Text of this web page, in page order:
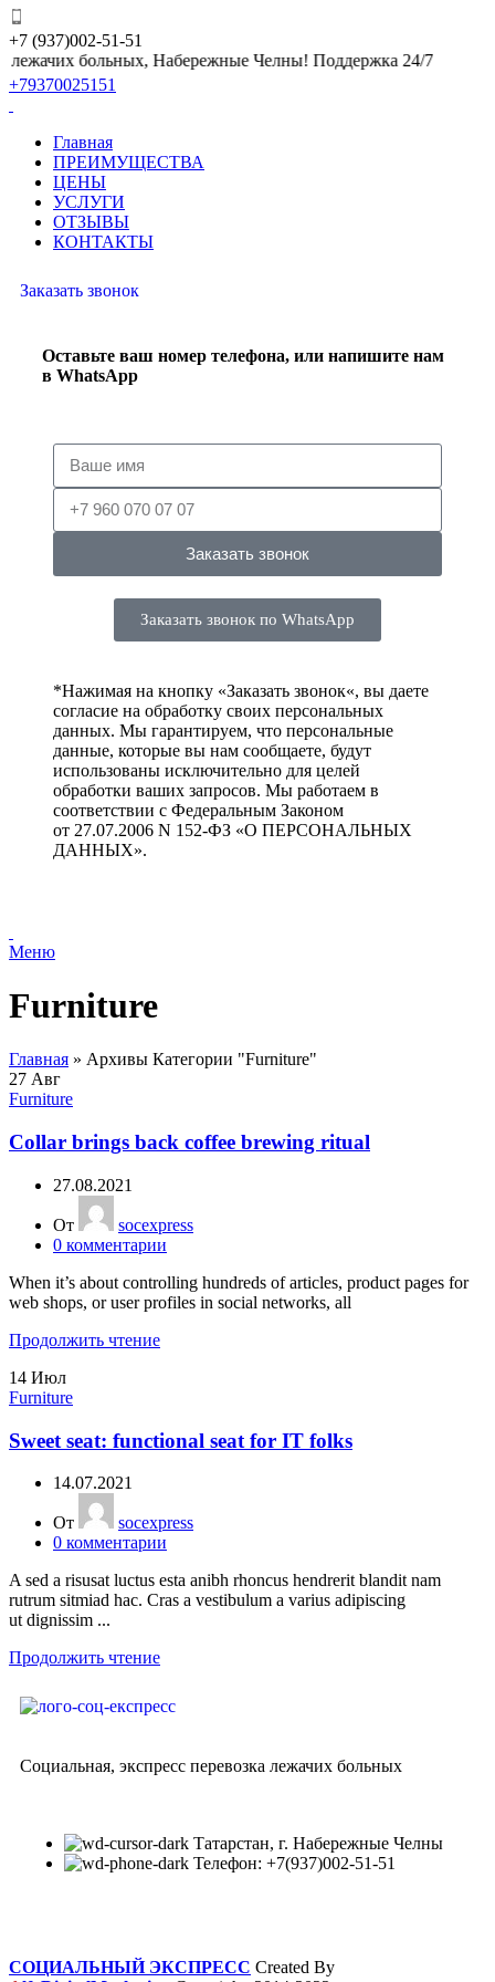
+7 (937)002-51-51
лежачих больных, Набережные Челны! Поддержка 24/7
+79370025151
Главная
ПРЕИМУЩЕСТВА
ЦЕНЫ
УСЛУГИ
ОТЗЫВЫ
КОНТАКТЫ
Заказать звонок
Оставьте ваш номер телефона, или напишите нам
в WhatsApp
Заказать звонок
Заказать звонок по WhatsApp
*Нажимая на кнопку «Заказать звонок«, вы даете
согласие на обработку своих персональных
данных. Мы гарантируем, что персональные
данные, которые вы нам сообщаете, будут
использованы исключительно для целей
обработки ваших запросов. Мы работаем в
соответствии с Федеральным Законом
от 27.07.2006 N 152-ФЗ «О ПЕРСОНАЛЬНЫХ
ДАННЫХ».
Меню
Furniture
Главная » Архивы Категории "Furniture"
27 Авг
Furniture
Collar brings back coffee brewing ritual
27.08.2021
От
socexpress
0 комментарии
When it’s about controlling hundreds of articles, product pages for
web shops, or user profiles in social networks, all
Продолжить чтение
14 Июл
Furniture
Sweet seat: functional seat for IT folks
14.07.2021
От
socexpress
0 комментарии
A sed a risusat luctus esta anibh rhoncus hendrerit blandit nam
rutrum sitmiad hac. Cras a vestibulum a varius adipiscing
ut dignissim ...
Продолжить чтение
Социальная, экспресс перевозка лежачих больных
Татарстан, г. Набережные Челны
Телефон: +7(937)002-51-51
СОЦИАЛЬНЫЙ ЭКСПРЕСС Created By